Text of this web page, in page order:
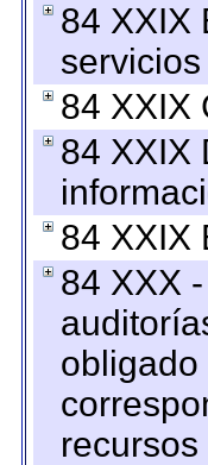
84 XXIX
84 XXIX
84 XXIX
84 XXIX
84 XXX
obligado